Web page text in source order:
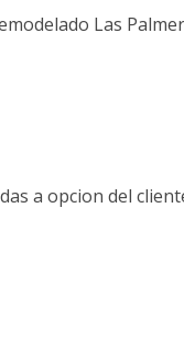
Las
a opcion del